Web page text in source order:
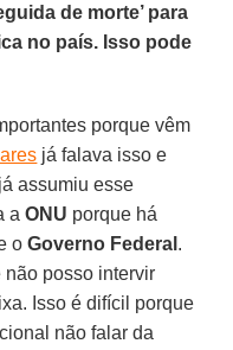
de morte’ para
no país. Isso pode
porque vêm
já falava isso e
já assumiu esse
aONU porque há
oGoverno Federal .
não posso intervir
Isso é difícil porque
não falar da